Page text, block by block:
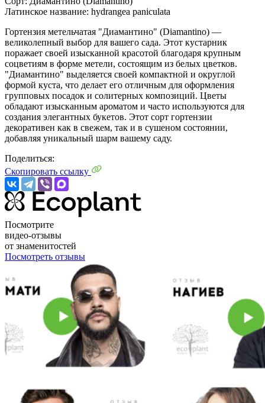
Латинское название: hydrangea paniculata
Гортензия метельчатая "Диамантино" (Diamantino) —
великолепный выбор для вашего сада. Этот кустарник
поражает своей изысканной красотой благодаря крупным
соцветиям в форме метели, состоящим из белых цветков.
"Диамантино" выделяется своей компактной и округлой
формой куста, что делает его отличным для оформления
групповых посадок и солитерных композиций. Цветы
обладают изысканным ароматом и часто используются для
создания элегантных букетов. Этот сорт гортензии
декоративен как в свежем, так и в сушеном состоянии,
добавляя уникальный шарм вашему саду.
Поделиться:
Скопировать ссылку
Посмотрите
видео-отзывы
от знаменитостей
Посмотреть отзывы